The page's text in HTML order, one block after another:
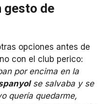
gesto de
opciones antes de
con el club perico:
por encima en la
se salvaba y se
quería quedarme,